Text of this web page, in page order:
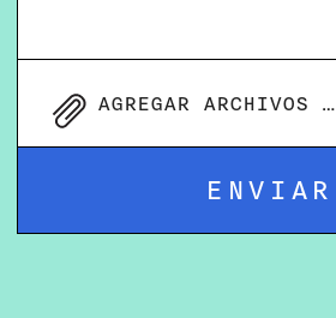
AGREGAR ARCHIVOS …